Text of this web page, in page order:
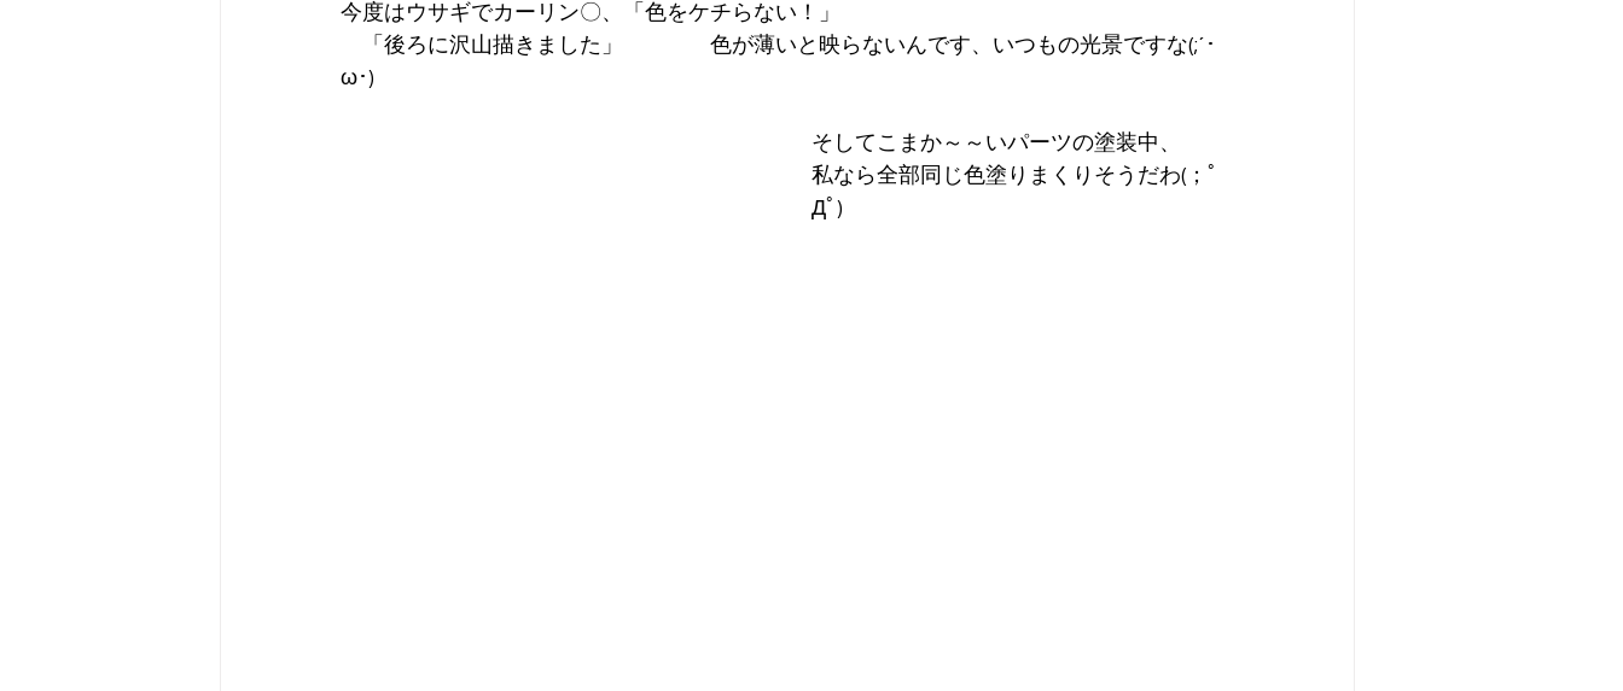
今度はウサギでカーリン〇、「色をケチらない！」
「後ろに沢山描きました」　　　　色が薄いと映らないんです、いつもの光景ですな(;´･
ω･)
そしてこまか～～いパーツの塗装中、
私なら全部同じ色塗りまくりそうだわ(；ﾟ
Дﾟ)